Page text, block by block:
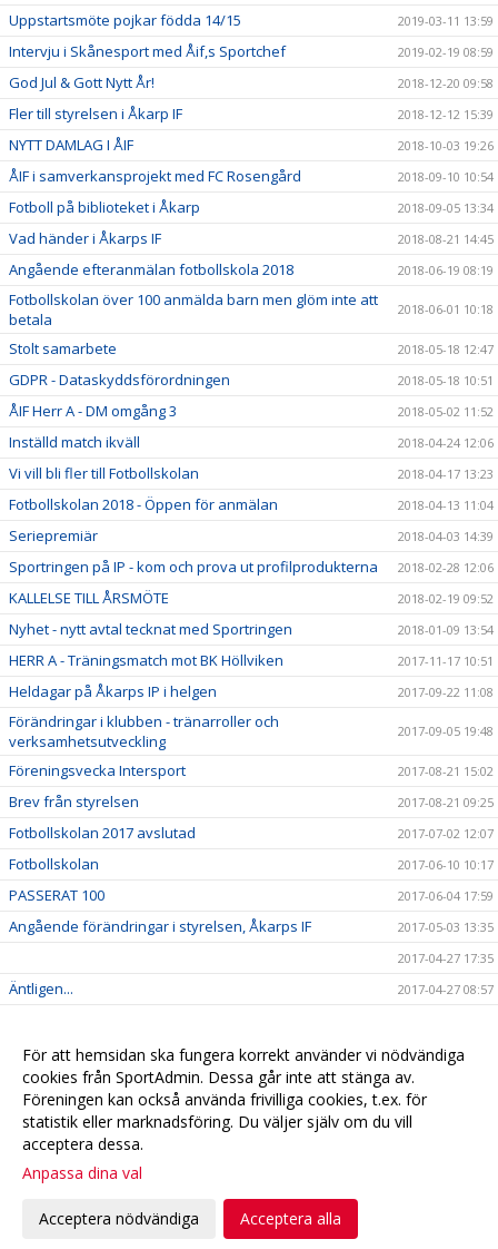
Uppstartsmöte pojkar födda 14/15 2019-03-11 13:59
Intervju i Skånesport med Åif,s Sportchef 2019-02-19 08:59
God Jul & Gott Nytt År! 2018-12-20 09:58
Fler till styrelsen i Åkarp IF 2018-12-12 15:39
NYTT DAMLAG I ÅIF 2018-10-03 19:26
ÅIF i samverkansprojekt med FC Rosengård 2018-09-10 10:54
Fotboll på biblioteket i Åkarp 2018-09-05 13:34
Vad händer i Åkarps IF 2018-08-21 14:45
Angående efteranmälan fotbollskola 2018 2018-06-19 08:19
Fotbollskolan över 100 anmälda barn men glöm inte att
betala
2018-06-01 10:18
Stolt samarbete 2018-05-18 12:47
GDPR - Dataskyddsförordningen 2018-05-18 10:51
ÅIF Herr A - DM omgång 3 2018-05-02 11:52
Inställd match ikväll 2018-04-24 12:06
Vi vill bli fler till Fotbollskolan 2018-04-17 13:23
Fotbollskolan 2018 - Öppen för anmälan 2018-04-13 11:04
Seriepremiär 2018-04-03 14:39
Sportringen på IP - kom och prova ut profilprodukterna 2018-02-28 12:06
KALLELSE TILL ÅRSMÖTE 2018-02-19 09:52
Nyhet - nytt avtal tecknat med Sportringen 2018-01-09 13:54
HERR A - Träningsmatch mot BK Höllviken 2017-11-17 10:51
Heldagar på Åkarps IP i helgen 2017-09-22 11:08
Förändringar i klubben - tränarroller och
verksamhetsutveckling
2017-09-05 19:48
Föreningsvecka Intersport 2017-08-21 15:02
Brev från styrelsen 2017-08-21 09:25
Fotbollskolan 2017 avslutad 2017-07-02 12:07
Fotbollskolan 2017-06-10 10:17
PASSERAT 100 2017-06-04 17:59
Angående förändringar i styrelsen, Åkarps IF
2017-05-03 13:35
2017-04-27 17:35
Äntligen... 2017-04-27 08:57
Nyheter i profilsortimentet 2017-02-03 08:10
Utbildning genomförd 2016-12-12 20:40
inställningar
Webbversion
För att hemsidan ska fungera korrekt använder vi nödvändiga
cookies från SportAdmin. Dessa går inte att stänga av.
Föreningen kan också använda frivilliga cookies, t.ex. för
statistik eller marknadsföring. Du väljer själv om du vill
acceptera dessa.
Anpassa dina val
Acceptera nödvändiga Acceptera alla